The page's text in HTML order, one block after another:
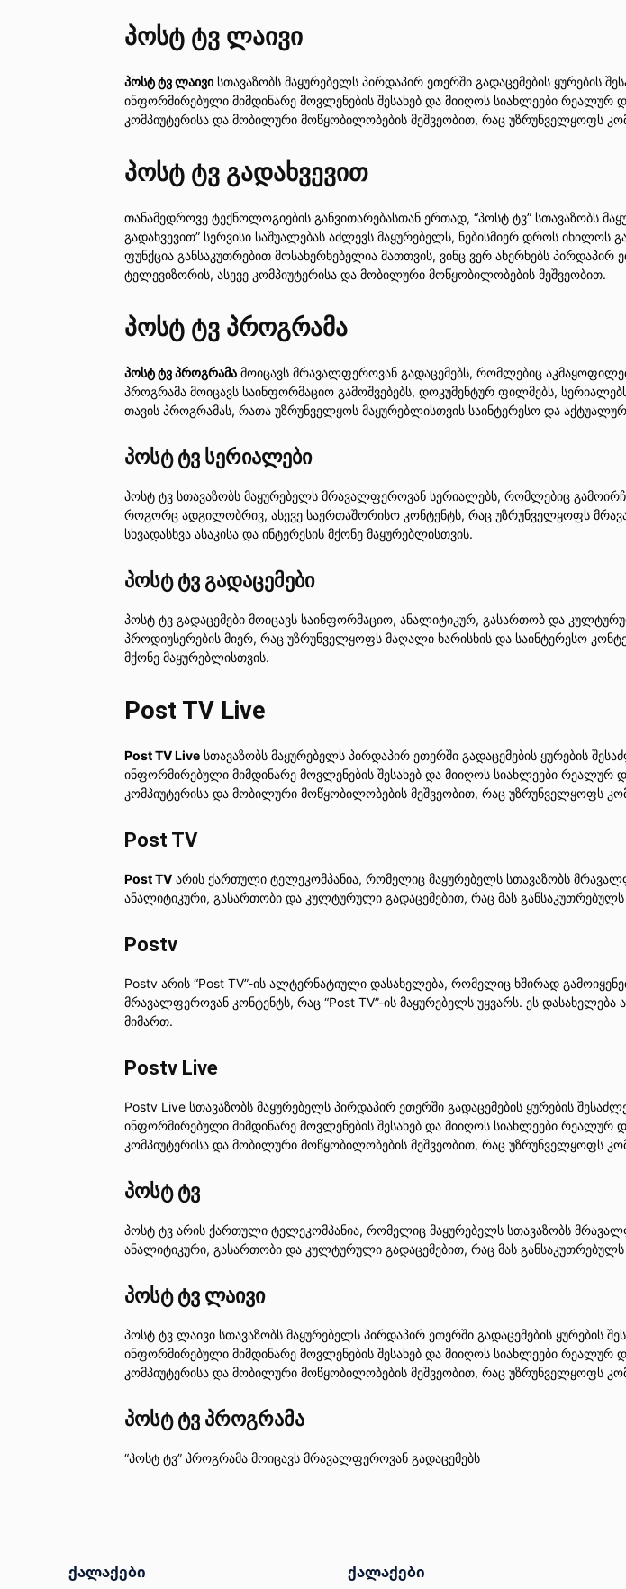
პოსტ ტვ ლაივი
პოსტ ტვ ლაივი სთავაზობს მაყურებელს პირდაპირ ეთერში გადაცემების ყურების
ინფორმირებული მიმდინარე მოვლენების შესახებ და მიიღოს სიახლეები
კომპიუტერისა და მობილური მოწყობილობების მეშვეობით, რაც უზრუნველყოფს
პოსტ ტვ გადახვევით
თანამედროვე ტექნოლოგიების განვითარებასთან ერთად, “პოსტ ტვ” სთავაზობს
გადახვევით” სერვისი საშუალებას აძლევს მაყურებელს, ნებისმიერ დროს
ფუნქცია განსაკუთრებით მოსახერხებელია მათთვის, ვინც ვერ ახერხებს
ტელევიზორის, ასევე კომპიუტერისა და მობილური მოწყობილობების მეშვეობით.
პოსტ ტვ პროგრამა
პოსტ ტვ პროგრამა მოიცავს მრავალფეროვან გადაცემებს, რომლებიც
პროგრამა მოიცავს საინფორმაციო გამოშვებებს, დოკუმენტურ ფილმებს,
თავის პროგრამას, რათა უზრუნველყოს მაყურებლისთვის საინტერესო და
პოსტ ტვ სერიალები
პოსტ ტვ სთავაზობს მაყურებელს მრავალფეროვან სერიალებს, რომლებიც
როგორც ადგილობრივ, ასევე საერთაშორისო კონტენტს, რაც უზრუნველყოფს
სხვადასხვა ასაკისა და ინტერესის მქონე მაყურებლისთვის.
პოსტ ტვ გადაცემები
პოსტ ტვ გადაცემები მოიცავს საინფორმაციო, ანალიტიკურ, გასართობ და
პროდიუსერების მიერ, რაც უზრუნველყოფს მაღალი ხარისხის და საინტერესო
მქონე მაყურებლისთვის.
Post TV Live
Post TV Live სთავაზობს მაყურებელს პირდაპირ ეთერში გადაცემების ყურების
ინფორმირებული მიმდინარე მოვლენების შესახებ და მიიღოს სიახლეები
კომპიუტერისა და მობილური მოწყობილობების მეშვეობით, რაც უზრუნველყოფს
Post TV
Post TV არის ქართული ტელეკომპანია, რომელიც მაყურებელს სთავაზობს
ანალიტიკური, გასართობი და კულტურული გადაცემებით, რაც მას
Postv
Postv არის “Post TV”-ის ალტერნატიული დასახელება, რომელიც ხშირად
მრავალფეროვან კონტენტს, რაც “Post TV”-ის მაყურებელს უყვარს. ეს დასახელება
მიმართ.
Postv Live
Postv Live სთავაზობს მაყურებელს პირდაპირ ეთერში გადაცემების ყურების
ინფორმირებული მიმდინარე მოვლენების შესახებ და მიიღოს სიახლეები
კომპიუტერისა და მობილური მოწყობილობების მეშვეობით, რაც უზრუნველყოფს
პოსტ ტვ
პოსტ ტვ არის ქართული ტელეკომპანია, რომელიც მაყურებელს სთავაზობს
ანალიტიკური, გასართობი და კულტურული გადაცემებით, რაც მას
პოსტ ტვ ლაივი
პოსტ ტვ ლაივი სთავაზობს მაყურებელს პირდაპირ ეთერში გადაცემების ყურების
ინფორმირებული მიმდინარე მოვლენების შესახებ და მიიღოს სიახლეები
კომპიუტერისა და მობილური მოწყობილობების მეშვეობით, რაც უზრუნველყოფს
პოსტ ტვ პროგრამა
“პოსტ ტვ” პროგრამა მოიცავს მრავალფეროვან გადაცემებს
ქალაქები ქალაქები